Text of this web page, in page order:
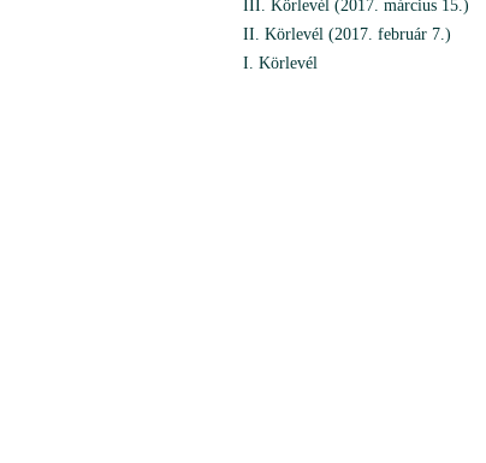
III. Körlevél (2017. március 15.)
II. Körlevél (2017. február 7.)
I. Körlevél